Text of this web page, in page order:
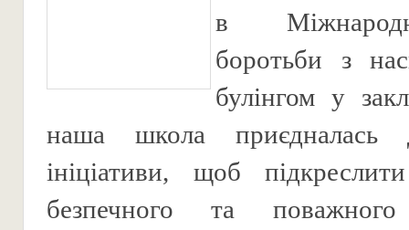
в
боротьби з
булінгом у
наша школа приєдналась
ініціативи, щоб
безпечного та поважного